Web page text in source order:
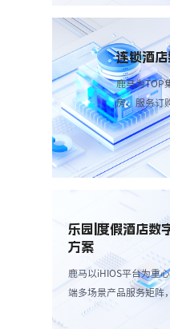
连锁酒
鹿马为TOP
房、服务订
决方案，简
成本。
乐园|度假酒店数
方案
鹿马以iHIOS平台为重
端多场景产品服务矩阵
减轻高峰团客分流，带